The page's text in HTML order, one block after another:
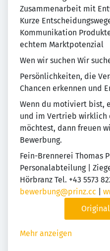
Zusammenarbeit mit
Kurze
Kommunikation
echtem Marktpotenzial
Wen wir suchen Wir
Persönlichkeiten, die
Chancen erkennen und
Wenn du motiviert bist,
und im Vertrieb wirklich
möchtest, dann freuen
Bewerbung.
Fein-Brennerei Thomas
Personalabteilung |
Hörbranz Tel. +43 5573
bewerbung@prinz.cc
Mehr anzeigen